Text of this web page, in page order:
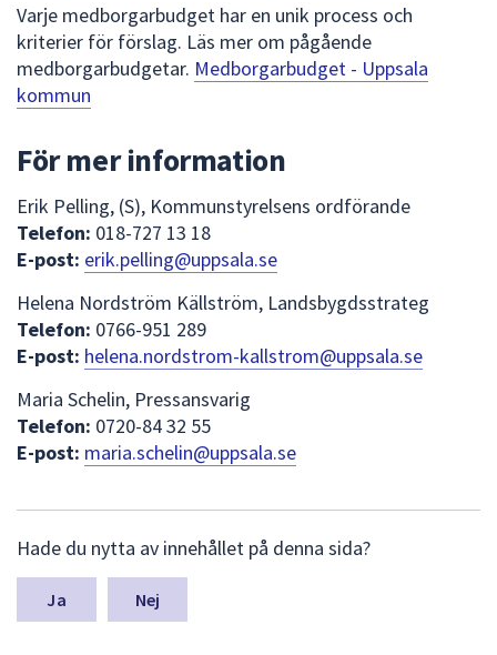
Varje medborgarbudget har en unik process och
kriterier för förslag. Läs mer om pågående
medborgarbudgetar. Medborgarbudget - Uppsala
kommun
För mer information
Erik Pelling, (S), Kommunstyrelsens ordförande
Telefon: 018-727 13 18
E-post: erik.pelling@uppsala.se
Helena Nordström Källström, Landsbygdsstrateg
Telefon: 0766-951 289
E-post: helena.nordstrom-kallstrom@uppsala.se
Maria Schelin, Pressansvarig
Telefon: 0720-84 32 55
E-post: maria.schelin@uppsala.se
ä
m
a
Hade du nytta av innehållet på denna sida?
Nej